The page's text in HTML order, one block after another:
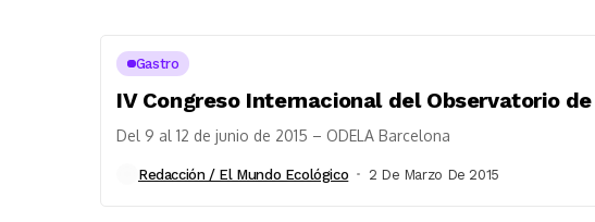
Gastro
IV Congreso Internacional del Observatorio
Del 9 al 12 de junio de 2015 – ODELA Barcelona
Redacción / El Mundo Ecológico 2 De Marzo De 2015